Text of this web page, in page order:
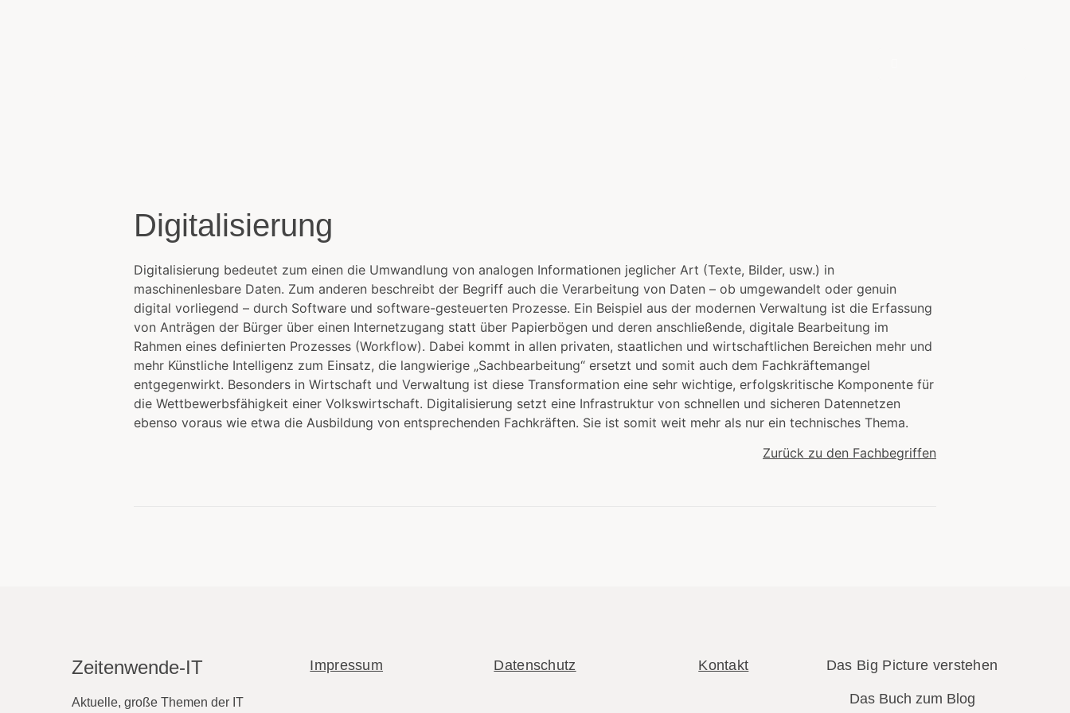
Digitalisierung
Digitalisierung bedeutet zum einen die Umwandlung von analogen Informationen jeglicher Art (Texte, Bilder, usw.) in
maschinenlesbare Daten. Zum anderen beschreibt der Begriff auch die Verarbeitung von Daten – ob umgewandelt oder genuin
digital vorliegend – durch Software und software-gesteuerten Prozesse. Ein Beispiel aus der modernen Verwaltung ist die Erfassung
von Anträgen der Bürger über einen Internetzugang statt über Papierbögen und deren anschließende, digitale Bearbeitung im
Rahmen eines definierten Prozesses (Workflow). Dabei kommt in allen privaten, staatlichen und wirtschaftlichen Bereichen mehr und
mehr Künstliche Intelligenz zum Einsatz, die langwierige „Sachbearbeitung“ ersetzt und somit auch dem Fachkräftemangel
entgegenwirkt. Besonders in Wirtschaft und Verwaltung ist diese Transformation eine sehr wichtige, erfolgskritische Komponente für
die Wettbewerbsfähigkeit einer Volkswirtschaft. Digitalisierung setzt eine Infrastruktur von schnellen und sicheren Datennetzen
ebenso voraus wie etwa die Ausbildung von entsprechenden Fachkräften. Sie ist somit weit mehr als nur ein technisches Thema.
Zurück zu den Fachbegriffen
Zeitenwende-IT
Aktuelle, große Themen der IT
Impressum Datenschutz Kontakt Das Big Picture verstehen
Das Buch zum Blog